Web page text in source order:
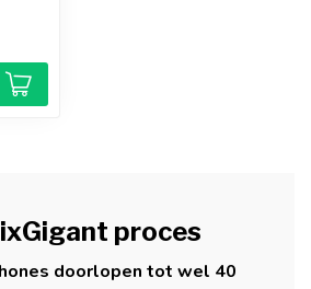
proces
doorlopen tot wel 40